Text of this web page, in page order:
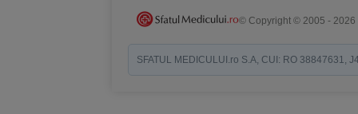
© Copyright © 2005 - 2026
SFATUL MEDICULUI.ro S.A, CUI: RO 38847631,